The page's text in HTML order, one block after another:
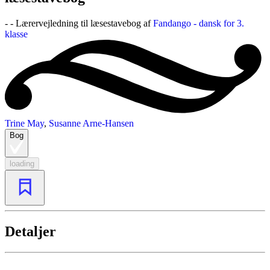
- - Lærervejledning til læsestavebog afFandango - dansk for 3.
klasse
Trine May, Susanne Arne-Hansen
Bog
loading
Detaljer